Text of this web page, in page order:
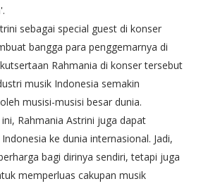
sebagai special guest di konser
bangga para penggemarnya di
Rahmania di konser tersebut
musik Indonesia semakin
musisi-musisi besar dunia.
Rahmania Astrini juga dapat
ke dunia internasional. Jadi,
bagi dirinya sendiri, tetapi juga
memperluas cakupan musik